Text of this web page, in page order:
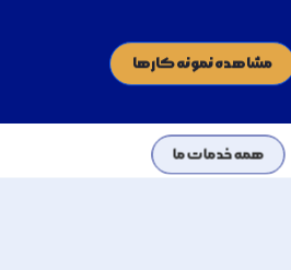
مشاهده نمونه کارها
همه خدمات ما